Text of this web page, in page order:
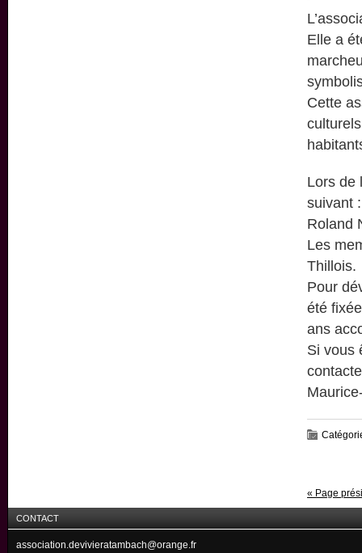
Elle a
Cette
Lors de
suivant
Roland
Les
Thillois.
Pour
été
ans
Si vous
« Page
CONTACT
association.devivieratambach@orange.fr